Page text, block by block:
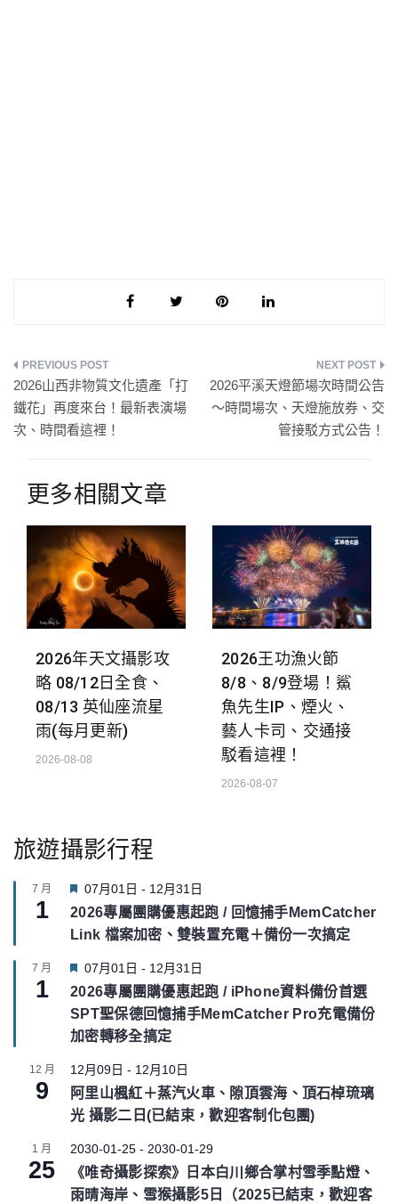
文
章
導
覽
2026山西非物質文化遺產「打
鐵花」再度來台！最新表演場
次、時間看這裡！
2026平溪天燈節場次時間公告
～時間場次、天燈施放券、交
管接駁方式公告！
更多相關文章
2026年天文攝影攻
略 08/12日全食、
08/13 英仙座流星
雨(每月更新)
2026-08-08
2026王功漁火節
8/8、8/9登場！鯊
魚先生IP、煙火、
藝人卡司、交通接
駁看這裡！
2026-08-07
旅遊攝影行程
7 月
1
F
e
a
t
r
e
d
07月01日 - 12月31日
2026專屬團購優惠起跑 / 回憶捕手MemCatcher
Link 檔案加密、雙裝置充電＋備份一次搞定
7 月
1
F
e
a
t
u
e
d
07月01日 - 12月31日
2026專屬團購優惠起跑 / iPhone資料備份首選
SPT聖保德回憶捕手MemCatcher Pro充電備份
加密轉移全搞定
12 月
9
12月09日 - 12月10日
阿里山楓紅＋蒸汽火車、隙頂雲海、頂石棹琉璃
光 攝影二日(已結束，歡迎客制化包團)
1 月
25
2030-01-25 - 2030-01-29
《唯奇攝影探索》日本白川鄉合掌村雪季點燈、
雨晴海岸、雪猴攝影5日（2025已結束，歡迎客